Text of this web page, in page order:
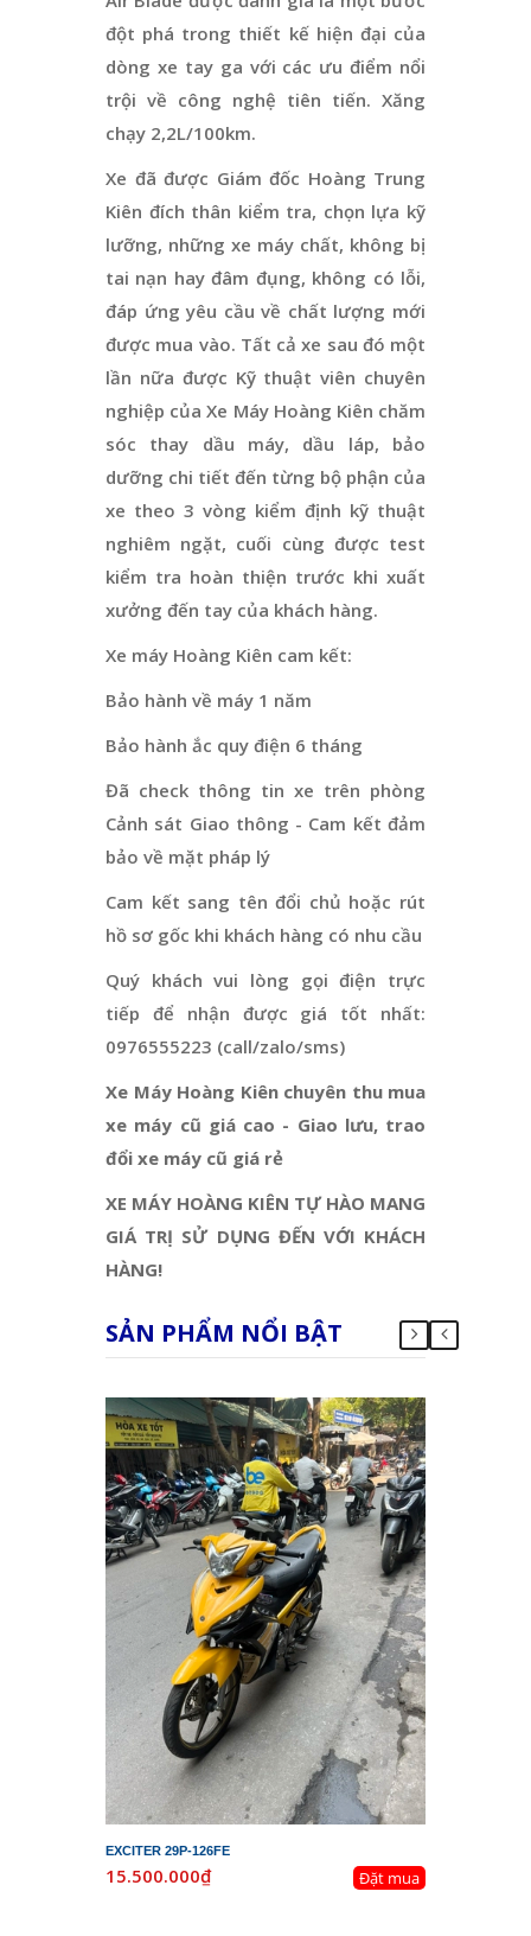
đột phá trong thiết kế hiện đại của
dòng xe tay ga với các ưu điểm nổi
trội về công nghệ tiên tiến. Xăng
chạy 2,2L/100km.
Xe đã được Giám đốc Hoàng Trung
Kiên đích thân kiểm tra, chọn lựa kỹ
lưỡng, những xe máy chất, không bị
tai nạn hay đâm đụng, không có lỗi,
đáp ứng yêu cầu về chất lượng mới
được mua vào. Tất cả xe sau đó một
lần nữa được Kỹ thuật viên chuyên
nghiệp của Xe Máy Hoàng Kiên chăm
sóc thay dầu máy, dầu láp, bảo
dưỡng chi tiết đến từng bộ phận của
xe theo 3 vòng kiểm định kỹ thuật
nghiêm ngặt, cuối cùng được test
kiểm tra hoàn thiện trước khi xuất
xưởng đến tay của khách hàng.
Xe máy Hoàng Kiên cam kết:
Bảo hành về máy 1 năm
Bảo hành ắc quy điện 6 tháng
Đã check thông tin xe trên phòng
Cảnh sát Giao thông - Cam kết đảm
bảo về mặt pháp lý
Cam kết sang tên đổi chủ hoặc rút
hồ sơ gốc khi khách hàng có nhu cầu
Quý khách vui lòng gọi điện trực
tiếp để nhận được giá tốt nhất:
0976555223 (call/zalo/sms)
Xe Máy Hoàng Kiên chuyên thu mua
xe máy cũ giá cao - Giao lưu, trao
đổi xe máy cũ giá rẻ
XE MÁY HOÀNG KIÊN TỰ HÀO MANG
GIÁ TRỊ SỬ DỤNG ĐẾN VỚI KHÁCH
HÀNG!
SẢN PHẨM NỔI BẬT
EXCITER 29P-126FE
15.500.000₫ Đặt mua